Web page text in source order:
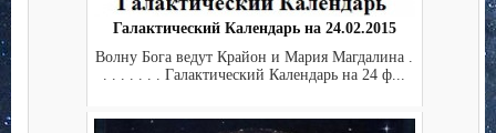
Галактический Календарь на 24.02.2015
Волну Бога ведут Крайон и Мария Магдалина .
. . . . . . . Галактический Календарь на 24 ф...